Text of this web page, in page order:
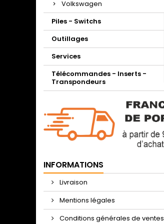
Volkswagen
Piles - Switchs
Outillages
Services
Télécommandes - Inserts -
Transpondeurs
INFORMATIONS
Livraison
Mentions légales
Conditions générales de ventes